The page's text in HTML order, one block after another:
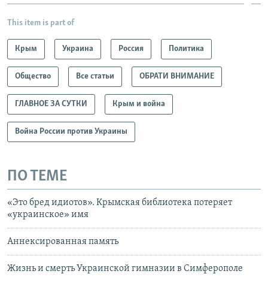
This item is part of
Крым Украина Россия Политика
Общество Все статьи ОБРАТИ ВНИМАНИЕ
ГЛАВНОЕ ЗА СУТКИ Крым и война
Война России против Украины
ПО ТЕМЕ
«Это бред идиотов». Крымская библиотека потеряет
«украинское» имя
Аннексированная память
Жизнь и смерть Украинской гимназии в Симферополе